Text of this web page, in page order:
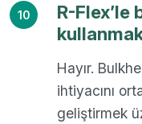
10
R-Flex’le
Hayır.
ihtiyacını
geliştirmek